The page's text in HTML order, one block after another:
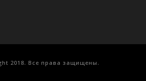
2018. Все права защищены.